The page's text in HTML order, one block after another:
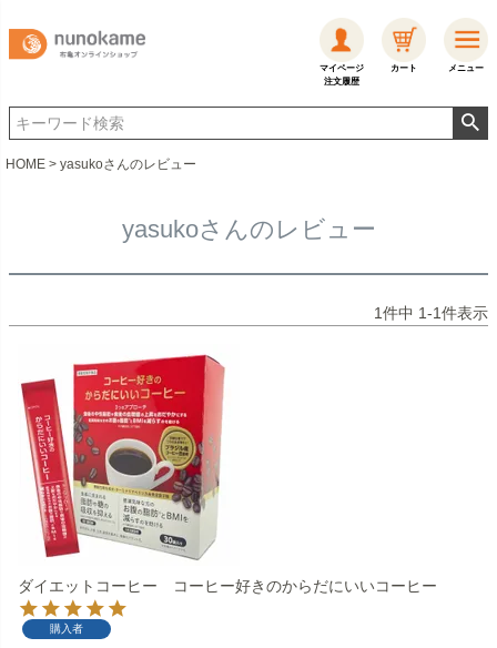
マイページ
注文履歴
カート メニュー
HOME yasukoさんのレビュー
yasukoさんのレビュー
1件中 1-1件表示
ダイエットコーヒー コーヒー好きのからだにいいコーヒー
購入者